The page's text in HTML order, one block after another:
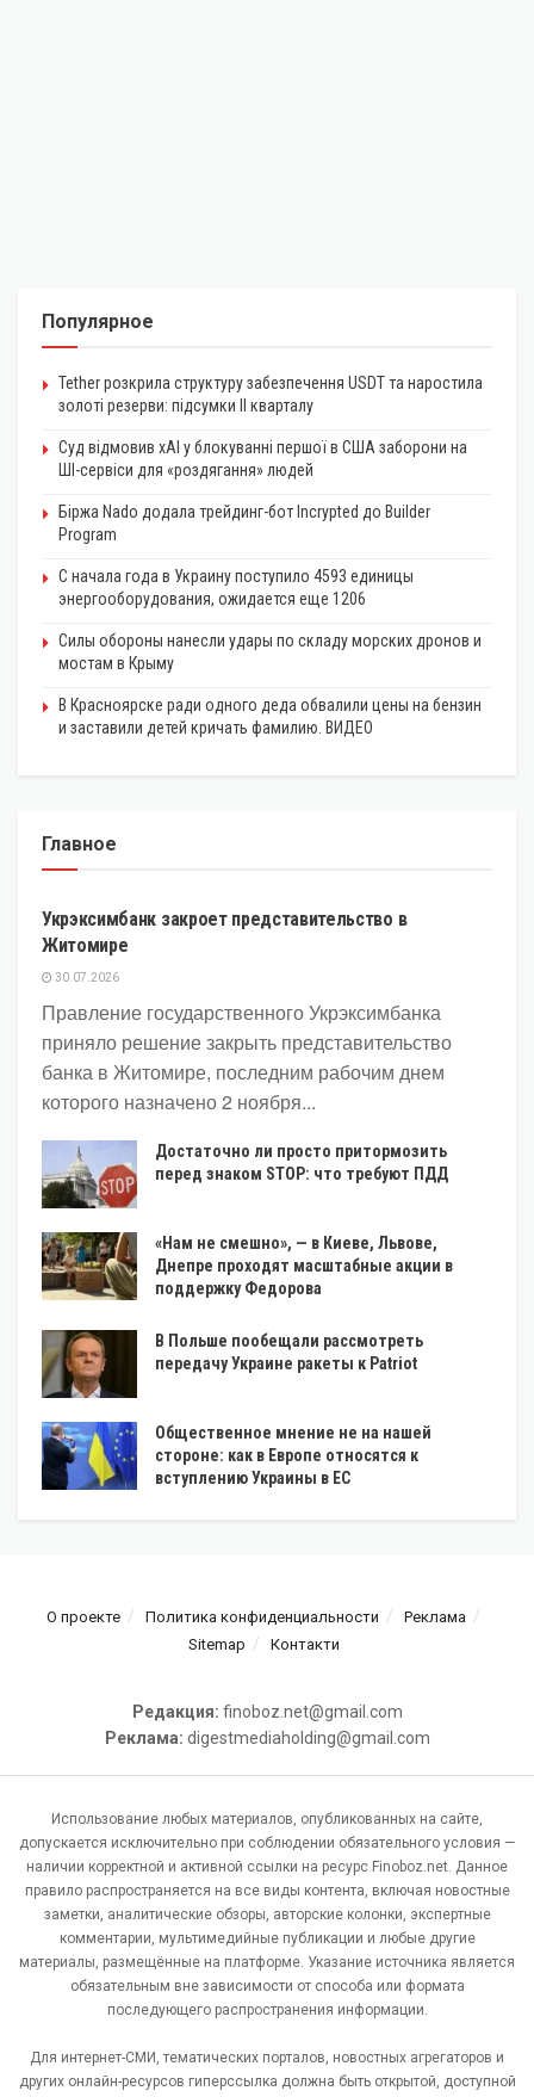
Популярное
Tether розкрила структуру забезпечення USDT та наростила
золоті резерви: підсумки II кварталу
Суд відмовив xAI у блокуванні першої в США заборони на
ШІ-сервіси для «роздягання» людей
Біржа Nado додала трейдинг-бот Incrypted до Builder
Program
С начала года в Украину поступило 4593 единицы
энергооборудования, ожидается еще 1206
Силы обороны нанесли удары по складу морских дронов и
мостам в Крыму
В Красноярске ради одного деда обвалили цены на бензин
и заставили детей кричать фамилию. ВИДЕО
Главное
ЭКОНОМИКА
Укрэксимбанк закроет представительство в
Житомире
30.07.2026
Правление государственного Укрэксимбанка
приняло решение закрыть представительство
банка в Житомире, последним рабочим днем
которого назначено 2 ноября...
Достаточно ли просто притормозить
перед знаком STOP: что требуют ПДД
«Нам не смешно», — в Киеве, Львове,
Днепре проходят масштабные акции в
поддержку Федорова
В Польше пообещали рассмотреть
передачу Украине ракеты к Patriot
Общественное мнение не на нашей
стороне: как в Европе относятся к
вступлению Украины в ЕС
О проекте Политика конфиденциальности
Реклама
Sitemap
Контакти
Редакция: finoboz.net@gmail.com
Реклама: digestmediaholding@gmail.com
Использование любых материалов, опубликованных на сайте,
допускается исключительно при соблюдении обязательного условия —
наличии корректной и активной ссылки на ресурс Finoboz.net. Данное
правило распространяется на все виды контента, включая новостные
заметки, аналитические обзоры, авторские колонки, экспертные
комментарии, мультимедийные публикации и любые другие
материалы, размещённые на платформе. Указание источника является
обязательным вне зависимости от способа или формата
последующего распространения информации.
Для интернет-СМИ, тематических порталов, новостных агрегаторов и
других онлайн-ресурсов гиперссылка должна быть открытой, доступной